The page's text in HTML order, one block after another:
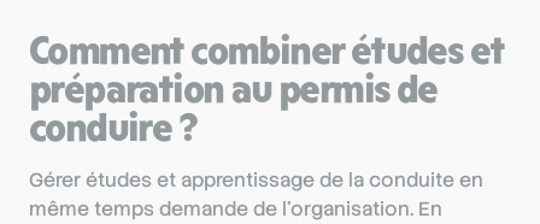
Comment combiner études et
préparation au permis de
conduire ?
Gérer études et apprentissage de la conduite en
même temps demande de l’organisation. En